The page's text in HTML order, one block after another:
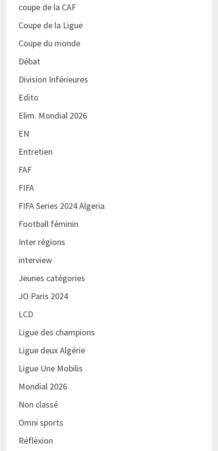
coupe de la CAF
Coupe de la Ligue
Coupe du monde
Débat
Division Inférieures
Edito
Elim. Mondial 2026
EN
Entretien
FAF
FIFA
FIFA Series 2024 Algeria
Football féminin
Inter régions
interview
Jeunes catégories
JO Paris 2024
LCD
Ligue des champions
Ligue deux Algérie
Ligue Une Mobilis
Mondial 2026
Non classé
Omni sports
Réflèxion